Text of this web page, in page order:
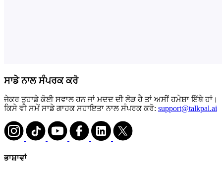
ਸਾਡੇ ਨਾਲ ਸੰਪਰਕ ਕਰੋ
ਜੇਕਰ ਤੁਹਾਡੇ ਕੋਈ ਸਵਾਲ ਹਨ ਜਾਂ ਮਦਦ ਦੀ ਲੋੜ ਹੈ ਤਾਂ ਅਸੀਂ ਹਮੇਸ਼ਾ ਇੱਥੇ ਹਾਂ।
ਕਿਸੇ ਵੀ ਸਮੇਂ ਸਾਡੇ ਗਾਹਕ ਸਹਾਇਤਾ ਨਾਲ ਸੰਪਰਕ ਕਰੋ: support@talkpal.ai
ਭਾਸ਼ਾਵਾਂ